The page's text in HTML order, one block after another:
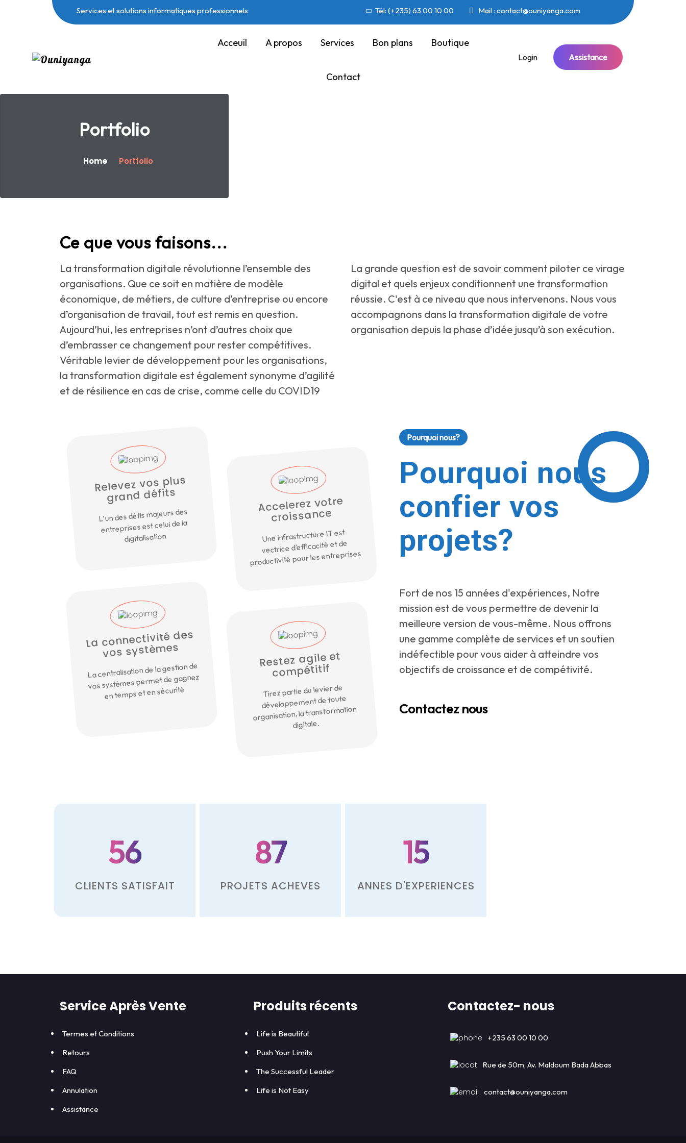
Services et solutions informatiques professionnels Tél: (+235) 63 00 10 00 Mail : contact@ouniyanga.com
Acceuil A propos Services Bon plans Boutique
Contact
Login Assistance
Portfolio
Home Portfolio
Ce que vous faisons...
La transformation digitale révolutionne l’ensemble des
organisations. Que ce soit en matière de modèle
économique, de métiers, de culture d’entreprise ou encore
d’organisation de travail, tout est remis en question.
Aujourd’hui, les entreprises n’ont d’autres choix que
d’embrasser ce changement pour rester compétitives.
Véritable levier de développement pour les organisations,
la transformation digitale est également synonyme d’agilité
et de résilience en cas de crise, comme celle du COVID19
La grande question est de savoir comment piloter ce virage
digital et quels enjeux conditionnent une transformation
réussie. C'est à ce niveau que nous intervenons. Nous vous
accompagnons dans la transformation digitale de votre
organisation depuis la phase d’idée jusqu’à son exécution.
Relevez vos plus
grand défits
L'un des défis majeurs des
entreprises est celui de la
digitalisation
Accelerez votre
croissance
Une infrastructure IT est
vectrice d’efficacité et de
productivité pour les entreprises
La connectivité des
vos systèmes
La centralisation de la gestion de
vos systèmes permet de gagnez
en temps et en sécurité
Restez agile et
compétitif
Tirez partie du levier de
développement de toute
organisation, la transformation
digitale.
Pourquoi nous?
Pourquoi nous
confier vos
projets?
Fort de nos 15 années d'expériences, Notre
mission est de vous permettre de devenir la
meilleure version de vous-même. Nous offrons
une gamme complète de services et un soutien
indéfectible pour vous aider à atteindre vos
objectifs de croissance et de compétivité.
Contactez nous
56
CLIENTS SATISFAIT
87
PROJETS ACHEVES
15
ANNES D'EXPERIENCES
Service Après Vente
Termes et Conditions
Retours
FAQ
Annulation
Assistance
Produits récents
Life is Beautiful
Push Your Limits
The Successful Leader
Life is Not Easy
Contactez- nous
+235 63 00 10 00
Rue de 50m, Av. Maldoum Bada Abbas
contact@ouniyanga.com